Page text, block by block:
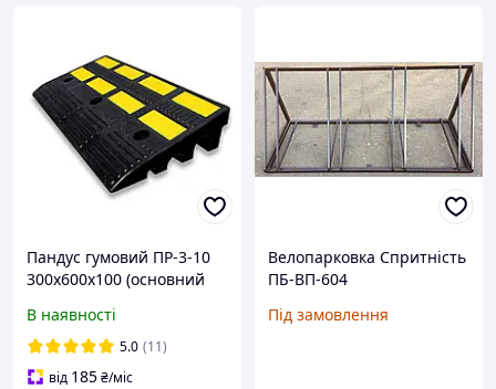
Пандус гумовий ПР-3-10
300х600х100 (основний
В наявності
5.0 (11)
від 185₴/міс
Велопарковка Спритність
ПБ-ВП-604
Під замовлення